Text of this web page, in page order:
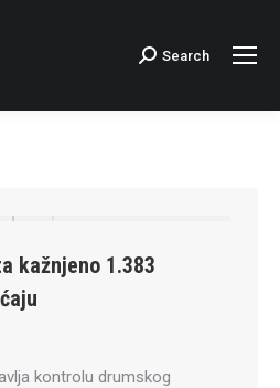
Search:
Search
kažnjeno 1.383
kontrolu drumskog